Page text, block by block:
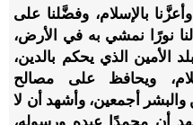
بالإسلام، وفضَّلنا على
نورًا نمشي به في الأرض،
الأمين الذي يحكم بالدين،
ويحافظ على مصالح
والبشر أجمعين، وأشهد أن لا